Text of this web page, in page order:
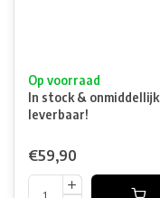
Op voorraad
In stock & onmiddellijk
leverbaar!
€59,90